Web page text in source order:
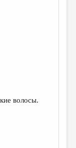
волосы.